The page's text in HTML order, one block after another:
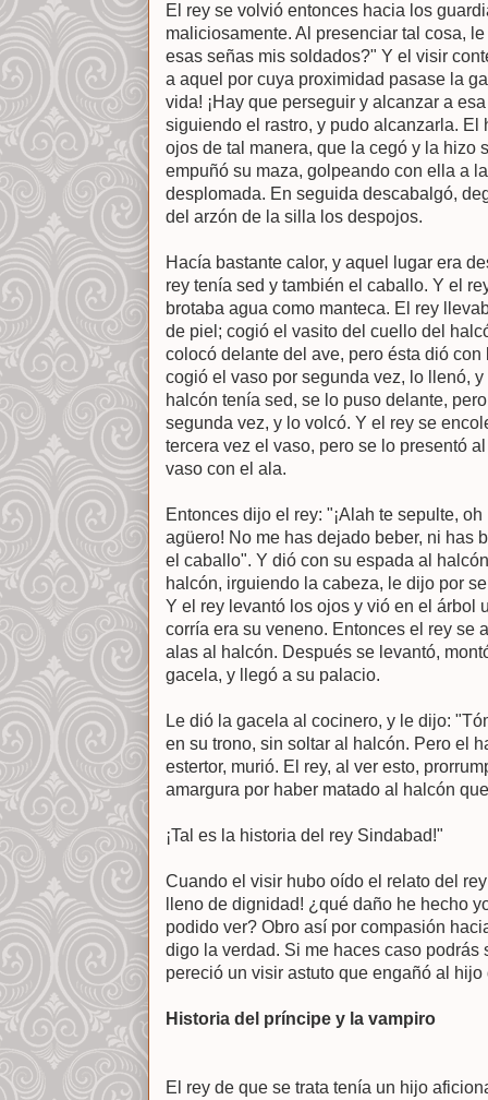
El rey se volvió entonces hacia los
maliciosamente. Al presenciar tal cosa,
esas señas mis soldados?" Y el visir
a aquel por cuya proximidad pasase la
vida! ¡Hay que perseguir y alcanzar a
siguiendo el rastro, y pudo alcanzarla.
ojos de tal manera, que la cegó y la hizo
empuñó su maza, golpeando con ella a
desplomada. En seguida descabalgó,
del arzón de la silla los despojos.
Hacía bastante calor, y aquel lugar era
rey tenía sed y también el caballo. Y el
brotaba agua como manteca. El rey
de piel; cogió el vasito del cuello del
colocó delante del ave, pero ésta dió
cogió el vaso por segunda vez, lo llenó,
halcón tenía sed, se lo puso delante,
segunda vez, y lo volcó. Y el rey se
tercera vez el vaso, pero se lo presentó
vaso con el ala.
Entonces dijo el rey: "¡Alah te sepulte,
agüero! No me has dejado beber, ni has
el caballo". Y dió con su espada al
halcón, irguiendo la cabeza, le dijo por
Y el rey levantó los ojos y vió en el árbol
corría era su veneno. Entonces el rey se
alas al halcón. Después se levantó,
gacela, y llegó a su palacio.
Le dió la gacela al cocinero, y le dijo:
en su trono, sin soltar al halcón. Pero el
estertor, murió. El rey, al ver esto,
amargura por haber matado al halcón
¡Tal es la historia del rey Sindabad!"
Cuando el visir hubo oído el relato del
lleno de dignidad! ¿qué daño he hecho
podido ver? Obro así por compasión
digo la verdad. Si me haces caso podrás
pereció un visir astuto que engañó al
Historia del príncipe y la vampiro
El rey de que se trata tenía un hijo